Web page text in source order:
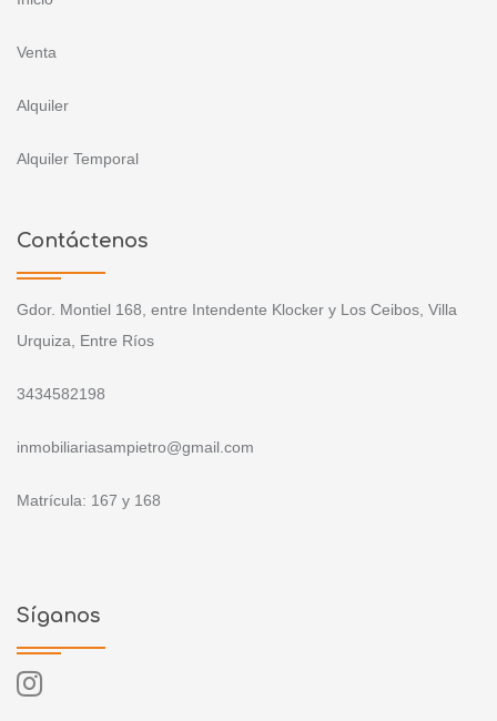
Venta
Alquiler
Alquiler Temporal
Contáctenos
Gdor. Montiel 168, entre Intendente Klocker y Los Ceibos, Villa
Urquiza, Entre Ríos
3434582198
inmobiliariasampietro@gmail.com
Matrícula: 167 y 168
Síganos